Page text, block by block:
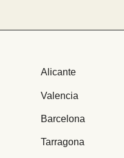
Alicante
Valencia
Barcelona
Tarragona